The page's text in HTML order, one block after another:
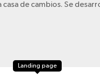
casa de cambios. Se
Landing page